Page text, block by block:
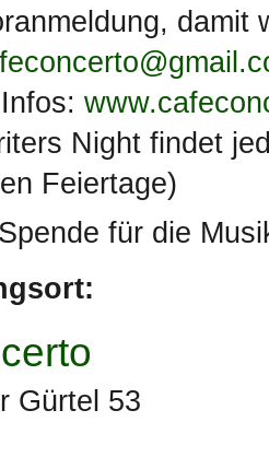
damit
Infos:
Night findet
Feiertage)
für die
Gürtel 53